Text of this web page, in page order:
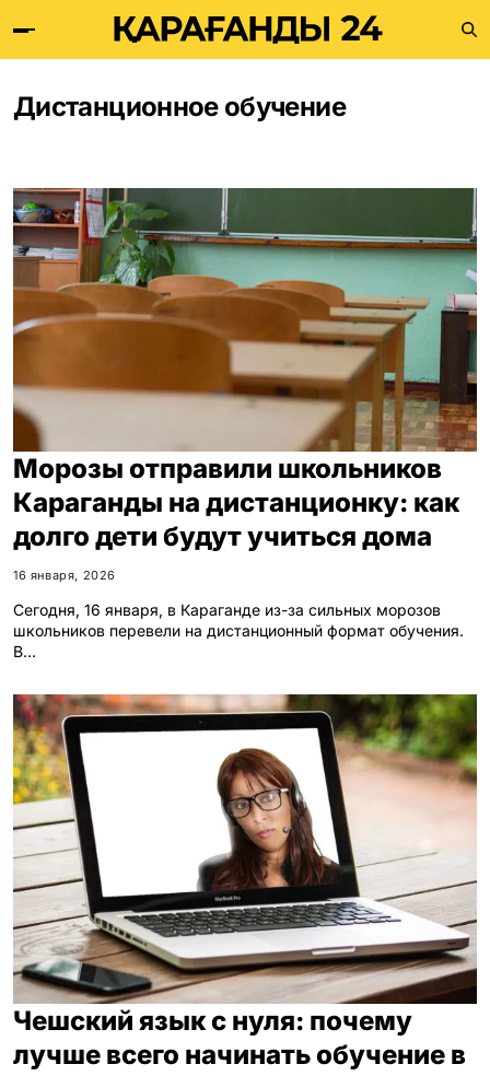
Дистанционное обучение
Морозы отправили школьников
Караганды на дистанционку: как
долго дети будут учиться дома
16 января, 2026
Сегодня, 16 января, в Караганде из-за сильных морозов
школьников перевели на дистанционный формат обучения.
В…
Чешский язык с нуля: почему
лучше всего начинать обучение в